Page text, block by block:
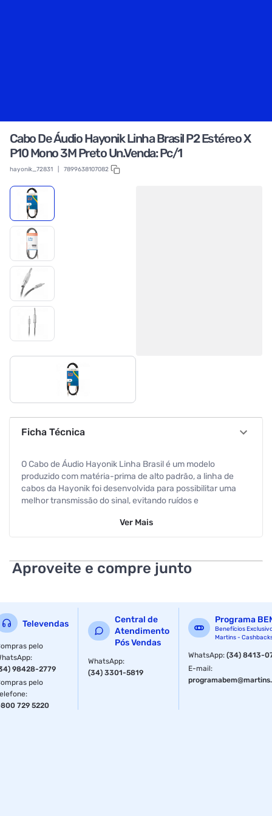
Cabo De Áudio Hayonik Linha Brasil P2 Estéreo X
P10 Mono 3M Preto Un.Venda: Pc/1
hayonik_72831 7899638107082
Ficha Técnica
O Cabo de Áudio Hayonik Linha Brasil é um modelo
produzido com matéria-prima de alto padrão, a linha de
cabos da Hayonik foi desenvolvida para possibilitar uma
melhor transmissão do sinal, evitando ruídos e
qualidade sonora. Produto fabricado no Brasil.
Tamanho 3 m
Ver Mais
Aproveite e compre junto
Televendas
pelo
:
98428-2779
pelo
:
729 5220
Central de
Atendimento
Pós Vendas
WhatsApp:
(34) 3301-5819
Programa
Benefícios
Martins -
WhatsApp:(34) 8413-
E-mail: